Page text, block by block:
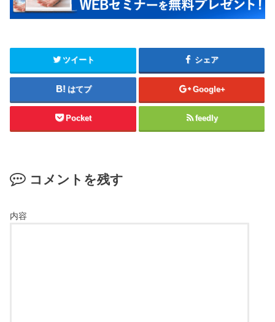
ツイート シェア
はてブ Google+
Pocket feedly
コメントを残す